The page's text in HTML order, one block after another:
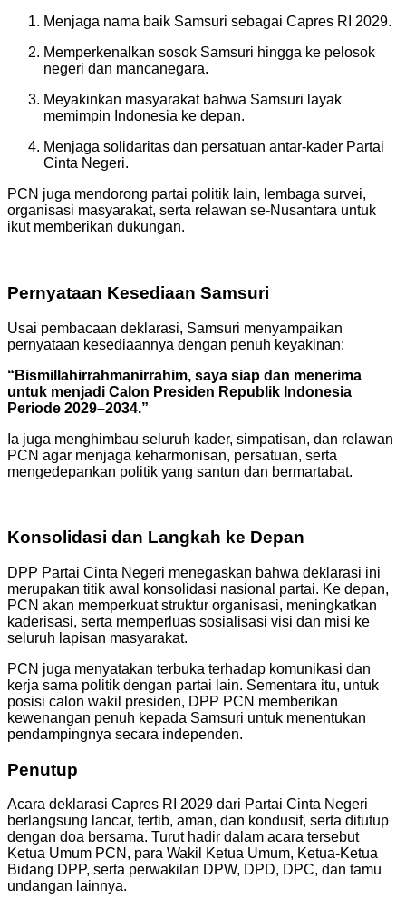
Menjaga nama baik Samsuri sebagai Capres RI 2029.
Memperkenalkan sosok Samsuri hingga ke pelosok
negeri dan mancanegara.
Meyakinkan masyarakat bahwa Samsuri layak
memimpin Indonesia ke depan.
Menjaga solidaritas dan persatuan antar-kader Partai
Cinta Negeri.
PCN juga mendorong partai politik lain, lembaga survei,
organisasi masyarakat, serta relawan se-Nusantara untuk
ikut memberikan dukungan.
Pernyataan Kesediaan Samsuri
Usai pembacaan deklarasi, Samsuri menyampaikan
pernyataan kesediaannya dengan penuh keyakinan:
“Bismillahirrahmanirrahim, saya siap dan menerima
untuk menjadi Calon Presiden Republik Indonesia
Periode 2029–2034.”
Ia juga menghimbau seluruh kader, simpatisan, dan relawan
PCN agar menjaga keharmonisan, persatuan, serta
mengedepankan politik yang santun dan bermartabat.
Konsolidasi dan Langkah ke Depan
DPP Partai Cinta Negeri menegaskan bahwa deklarasi ini
merupakan titik awal konsolidasi nasional partai. Ke depan,
PCN akan memperkuat struktur organisasi, meningkatkan
kaderisasi, serta memperluas sosialisasi visi dan misi ke
seluruh lapisan masyarakat.
PCN juga menyatakan terbuka terhadap komunikasi dan
kerja sama politik dengan partai lain. Sementara itu, untuk
posisi calon wakil presiden, DPP PCN memberikan
kewenangan penuh kepada Samsuri untuk menentukan
pendampingnya secara independen.
Penutup
Acara deklarasi Capres RI 2029 dari Partai Cinta Negeri
berlangsung lancar, tertib, aman, dan kondusif, serta ditutup
dengan doa bersama. Turut hadir dalam acara tersebut
Ketua Umum PCN, para Wakil Ketua Umum, Ketua-Ketua
Bidang DPP, serta perwakilan DPW, DPD, DPC, dan tamu
undangan lainnya.